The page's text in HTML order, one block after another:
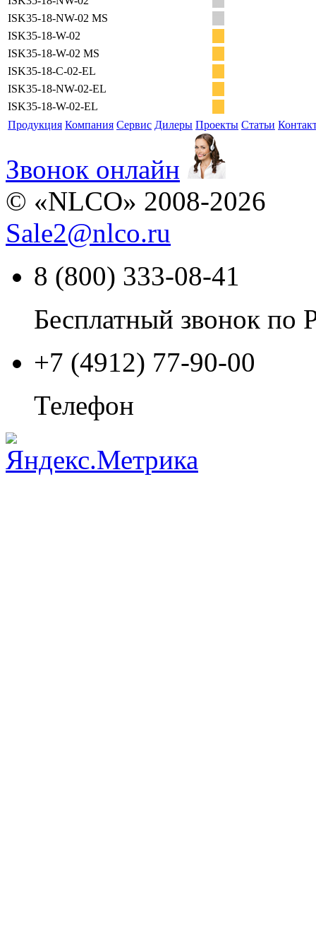
ISK35-18-NW-02 MS
ISK35-18-W-02
ISK35-18-W-02 MS
ISK35-18-C-02-EL
ISK35-18-NW-02-EL
ISK35-18-W-02-EL
Продукция Компания Сервис Дилеры Проекты Статьи
Звонок онлайн
© «NLCO» 2008-2026
Sale2@nlco.ru
8 (800) 333-08-41
Бесплатный звонок по
+7 (4912) 77-90-00
Телефон